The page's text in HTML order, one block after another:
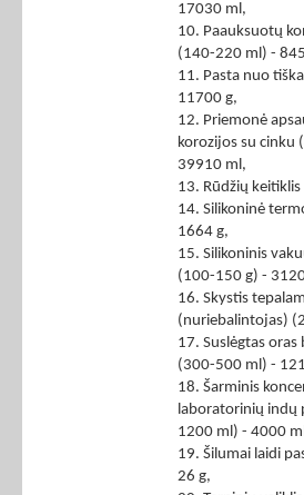
17030 ml,
10. Paauksuotų
(140-220 ml) -
11. Pasta nuo
11700 g,
12. Priemonė
korozijos su cinku
39910 ml,
13. Rūdžių
14. Silikoninė
1664 g,
15. Silikoninis
(100-150 g) -
16. Skystis
(nuriebalintojas)
17. Suslėgtas oras
(300-500 ml) -
18. Šarminis
laboratorinių indų
1200 ml) - 4000
19. Šilumai laidi
26 g,